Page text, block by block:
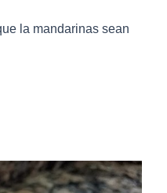
la mandarinas sean